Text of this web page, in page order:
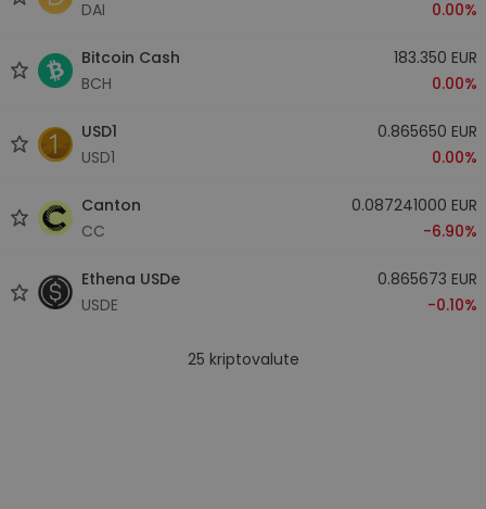
DAI
0.00%
Bitcoin Cash
BCH
183.350 EUR
0.00%
USD1
USD1
0.865650 EUR
0.00%
Canton
CC
0.087241000 EUR
-6.90%
Ethena USDe
USDE
0.865673 EUR
-0.10%
25 kriptovalute